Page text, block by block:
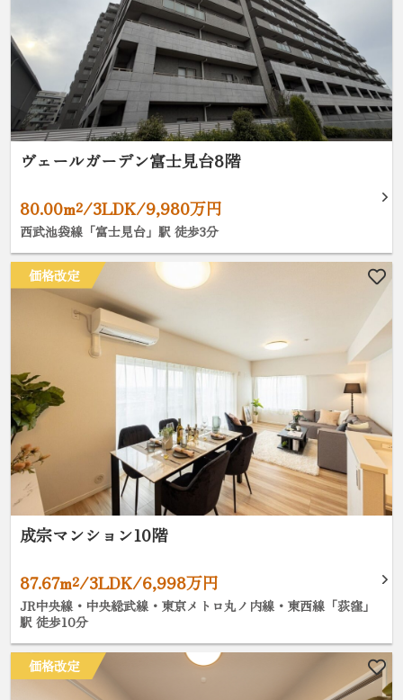
ヴェールガーデン富士見台8階
80.00m²/3LDK/9,980万円
西武池袋線「富士見台」駅 徒歩3分
価格改定
成宗マンション10階
87.67m²/3LDK/6,998万円
JR中央線・中央総武線・東京メトロ丸ノ内線・東西線「荻窪」
駅 徒歩10分
価格改定